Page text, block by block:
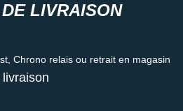
LIVRAISON
relais ou retrait en magasin